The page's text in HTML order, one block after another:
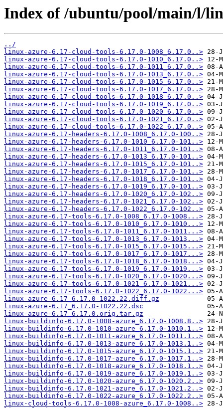
Index of /ubuntu/pool/main/l/
../
linux-azure-6.17-cloud-tools-6.17.0-1008_6.17.0..>
linux-azure-6.17-cloud-tools-6.17.0-1010_6.17.0..>
linux-azure-6.17-cloud-tools-6.17.0-1011_6.17.0..>
linux-azure-6.17-cloud-tools-6.17.0-1013_6.17.0..>
linux-azure-6.17-cloud-tools-6.17.0-1015_6.17.0..>
linux-azure-6.17-cloud-tools-6.17.0-1017_6.17.0..>
linux-azure-6.17-cloud-tools-6.17.0-1018_6.17.0..>
linux-azure-6.17-cloud-tools-6.17.0-1019_6.17.0..>
linux-azure-6.17-cloud-tools-6.17.0-1020_6.17.0..>
linux-azure-6.17-cloud-tools-6.17.0-1021_6.17.0..>
linux-azure-6.17-cloud-tools-6.17.0-1022_6.17.0..>
linux-azure-6.17-headers-6.17.0-1008_6.17.0-100..>
linux-azure-6.17-headers-6.17.0-1010_6.17.0-101..>
linux-azure-6.17-headers-6.17.0-1011_6.17.0-101..>
linux-azure-6.17-headers-6.17.0-1013_6.17.0-101..>
linux-azure-6.17-headers-6.17.0-1015_6.17.0-101..>
linux-azure-6.17-headers-6.17.0-1017_6.17.0-101..>
linux-azure-6.17-headers-6.17.0-1018_6.17.0-101..>
linux-azure-6.17-headers-6.17.0-1019_6.17.0-101..>
linux-azure-6.17-headers-6.17.0-1020_6.17.0-102..>
linux-azure-6.17-headers-6.17.0-1021_6.17.0-102..>
linux-azure-6.17-headers-6.17.0-1022_6.17.0-102..>
linux-azure-6.17-tools-6.17.0-1008_6.17.0-1008...>
linux-azure-6.17-tools-6.17.0-1010_6.17.0-1010...>
linux-azure-6.17-tools-6.17.0-1011_6.17.0-1011...>
linux-azure-6.17-tools-6.17.0-1013_6.17.0-1013...>
linux-azure-6.17-tools-6.17.0-1015_6.17.0-1015...>
linux-azure-6.17-tools-6.17.0-1017_6.17.0-1017...>
linux-azure-6.17-tools-6.17.0-1018_6.17.0-1018...>
linux-azure-6.17-tools-6.17.0-1019_6.17.0-1019...>
linux-azure-6.17-tools-6.17.0-1020_6.17.0-1020...>
linux-azure-6.17-tools-6.17.0-1021_6.17.0-1021...>
linux-azure-6.17-tools-6.17.0-1022_6.17.0-1022...>
linux-azure-6.17_6.17.0-1022.22.diff.gz
linux-azure-6.17_6.17.0-1022.22.dsc
linux-azure-6.17_6.17.0.orig.tar.gz
linux-buildinfo-6.17.0-1008-azure_6.17.0-1008.8..>
linux-buildinfo-6.17.0-1010-azure_6.17.0-1010.1..>
linux-buildinfo-6.17.0-1011-azure_6.17.0-1011.1..>
linux-buildinfo-6.17.0-1013-azure_6.17.0-1013.1..>
linux-buildinfo-6.17.0-1015-azure_6.17.0-1015.1..>
linux-buildinfo-6.17.0-1017-azure_6.17.0-1017.1..>
linux-buildinfo-6.17.0-1018-azure_6.17.0-1018.1..>
linux-buildinfo-6.17.0-1019-azure_6.17.0-1019.1..>
linux-buildinfo-6.17.0-1020-azure_6.17.0-1020.2..>
linux-buildinfo-6.17.0-1021-azure_6.17.0-1021.2..>
linux-buildinfo-6.17.0-1022-azure_6.17.0-1022.2..>
linux-cloud-tools-6.17.0-1008-azure_6.17.0-1008..>